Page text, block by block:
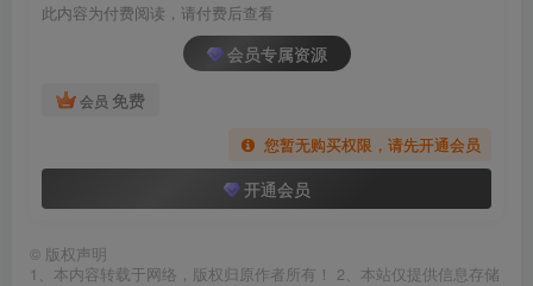
此内容为付费阅读，请付费后查看
会员专属资源
会员 免费
您暂无购买权限，请先开通会员
开通会员
© 版权声明
1、本内容转载于网络，版权归原作者所有！ 2、本站仅提供信息存储